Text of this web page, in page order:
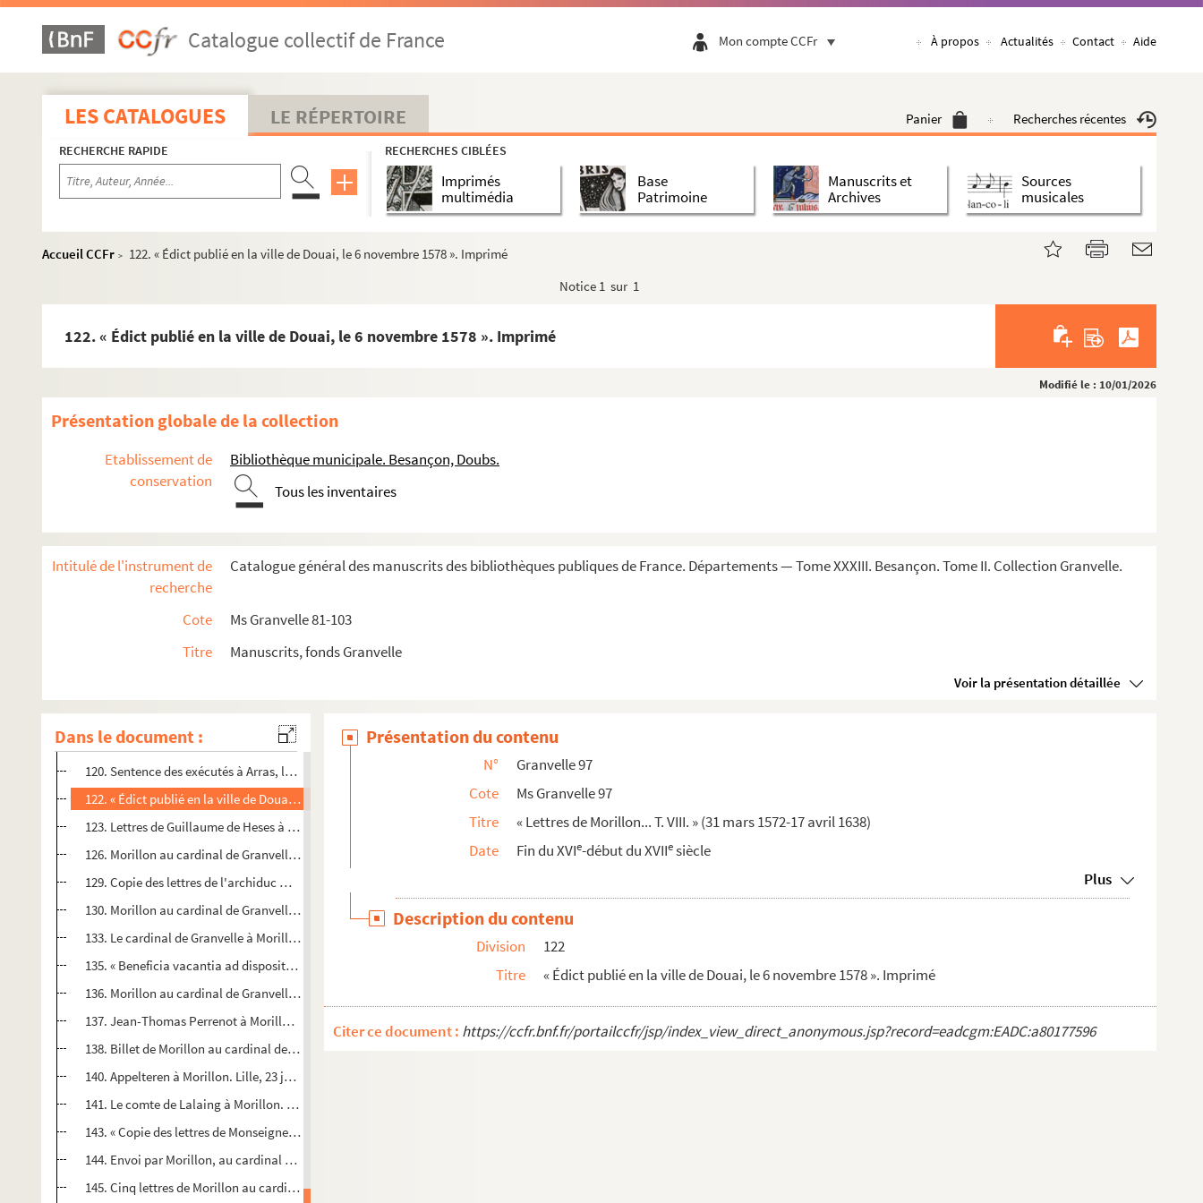
Catalogue collectif de France Mon compte CCFr À propos Actualités Contact Aide
LES CATALOGUES LE RÉPERTOIRE Panier Recherches récentes
RECHERCHE RAPIDE RECHERCHES CIBLÉES
Imprimés
multimédia
Base
Patrimoine
Manuscrits et
Archives
Sources
musicales
Accueil CCFr >
122. « Édict publié en la ville de Douai, le 6 novembre 1578 ». Imprimé
Notice 1 sur 1
122. « Édict publié en la ville de Douai, le 6 novembre 1578 ». Imprimé
Modifié le : 10/01/2026
Présentation globale de la collection
Etablissement de
conservation
Bibliothèque municipale. Besançon, Doubs.
Tous les inventaires
Intitulé de l'instrument de
recherche
Catalogue général des manuscrits des bibliothèques publiques de France. Départements — Tome XXXIII. Besançon. Tome II. Collection Granvelle.
Cote
Ms Granvelle 81-103
Titre
Manuscrits, fonds Granvelle
Voir la présentation détaillée
Dans le document :
37. Morillon au cardinal de Granvelle. Bruxelles, 11 décembre 1575 et Saint-Amand, 15 novembre 1575
43. Ordonnances données aux religieux de l'abbaye de Vlier beque, les 3 et 4 novembre 1575
45. Six lettres de Morillon au cardinal de Granvelle. Bruxelles, 6 février-31 mars 1576. La deuxième et ...
58. Copie du contrat d'achat de la seigneurie de Hacquenies. Du 28 mars 1576
60. « Clausula extracta ex bulla designationis limitum diocesis Gandavensis ». Copie. Lat.
62. Jubilé publié à Malines (1576). « Romae, ... die tertia decembris MDLXXV... »
64. Morillon au cardinal de Granvelle. Bruxelles, 31 mars 1576
66. Copie d'une lettre de M. d'Estrembeque, gouverneur de Lille et de Douai, aux vicaire et couvent de S...
67. Quatre lettres de Morillon au cardinal de Granvelle. Saint-Amand, 21 février 1577, et Cambrai, 25-26...
79. Mathias, archiduc d'Autriche, capitaine général, à Morillon. Anvers, 15 avril 1578
91. Quatre lettres de Morillon au cardinal de Granvelle. Cambrai, 28 mai-12 juin 1578. La première et la...
104 v°. Yolant de Lannoy, dame de Sempy, à Morillon. Hornain, 20 août 1578
105. Rescription du magistrat de Bruxelles aux lettres de l'archiduc Mathias. 18 octobre 1578
108. Copie de la réponse de l'archiduc Mathias, 22 octobre 1578, sur la rescription du magistrat de Bruxe...
109. Copie des lettres du prince d'Orange. 8 novembre 1578
115. Réponse des États Généraux des Pays-Bas au duc d'Alençon. Gand, 23 novembre 1578
118. Morillon au cardinal de Granvelle. Cambrai, 19 novembre 1578
119. Mandement de l'archiduc Mathias, concernant la captivité de M. de Champagney et autres seigneurs à G...
120. Sentence des exécutés à Arras, le 23 octobre 1581
122. « Édict publié en la ville de Douai, le 6 novembre 1578 ». Imprimé
123. Lettres de Guillaume de Heses à M. de Bours
126. Morillon au cardinal de Granvelle. Cambrai, 23 novembre 1578
129. Copie des lettres de l'archiduc Mathias au magistrat de Bruxelles, du 7 décembre 1578, concernant la...
130. Morillon au cardinal de Granvelle. Cambrai, 13 janvier 1579
133. Le cardinal de Granvelle à Morillon. Rome, 22 février 1579
135. « Beneficia vacantia ad dispositionem ill.mi et r.mi d.ni cardin. Granvellani ratione sui indulti. »...
136. Morillon au cardinal de Granvelle. Cambrai, 20 janvier 1579
137. Jean-Thomas Perrenot à Morillon. Douai, 17 janvier 1579
138. Billet de Morillon au cardinal de Granvelle. Flam.
140. Appelteren à Morillon. Lille, 23 janvier 1579. Réponse de Morillon à Appelteren. Cambrai, 24 janvier...
141. Le comte de Lalaing à Morillon. Mons, 19 janvier 1579. Morillon au comte de Lalaing. Cambrai, 23 jan...
143. « Copie des lettres de Monseigneur de Champaigney à[ Appelteren], du Xxe de janvier 1579 »
144. Envoi par Morillon, au cardinal de Granvelle, d'une copie de lettre d'
145. Cinq lettres de Morillon au cardinal de Granvelle. Cambrai, 28 janvier-3 février 1579. La première p...
Présentation du contenu
N°
Granvelle 97
Cote
Ms Granvelle 97
Titre
« Lettres de Morillon... T. VIII. » (31 mars 1572-17 avril 1638)
Date
Fin du XVIe-début du XVIIesiècle
Plus
Description du contenu
Division
122
Titre
« Édict publié en la ville de Douai, le 6 novembre 1578 ». Imprimé
Citer ce document : https://ccfr.bnf.fr/portailccfr/jsp/index_view_direct_anonymous.jsp?record=eadcgm:EADC:a80177596